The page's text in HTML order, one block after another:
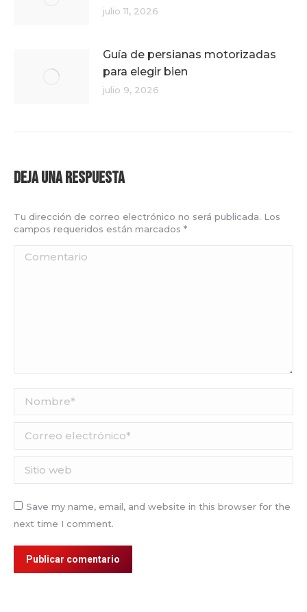
julio 11, 2026
Guía de persianas motorizadas
para elegir bien
julio 9, 2026
Deja una respuesta
Tu dirección de correo electrónico no será publicada. Los
campos requeridos están marcados *
Comentario
Nombre *
Correo electrónico *
Sitio web
Save my name, email, and website in this browser for the
next time I comment.
Publicar comentario